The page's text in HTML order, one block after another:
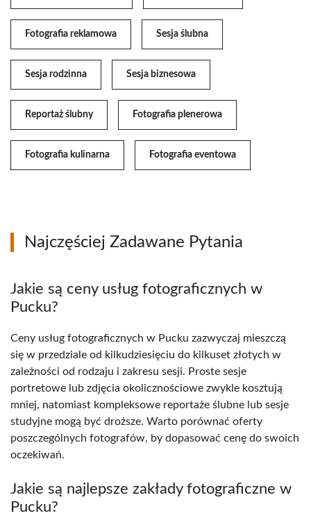
Fotografia reklamowa Sesja ślubna
Sesja rodzinna Sesja biznesowa
Reportaż ślubny Fotografia plenerowa
Fotografia kulinarna Fotografia eventowa
Najczęściej Zadawane Pytania
Jakie są ceny usług fotograficznych w
Pucku?
Ceny usług fotograficznych w Pucku zazwyczaj mieszczą
się w przedziale od kilkudziesięciu do kilkuset złotych w
zależności od rodzaju i zakresu sesji. Proste sesje
portretowe lub zdjęcia okolicznościowe zwykle kosztują
mniej, natomiast kompleksowe reportaże ślubne lub sesje
studyjne mogą być droższe. Warto porównać oferty
poszczególnych fotografów, by dopasować cenę do swoich
oczekiwań.
Jakie są najlepsze zakłady fotograficzne w
Pucku?